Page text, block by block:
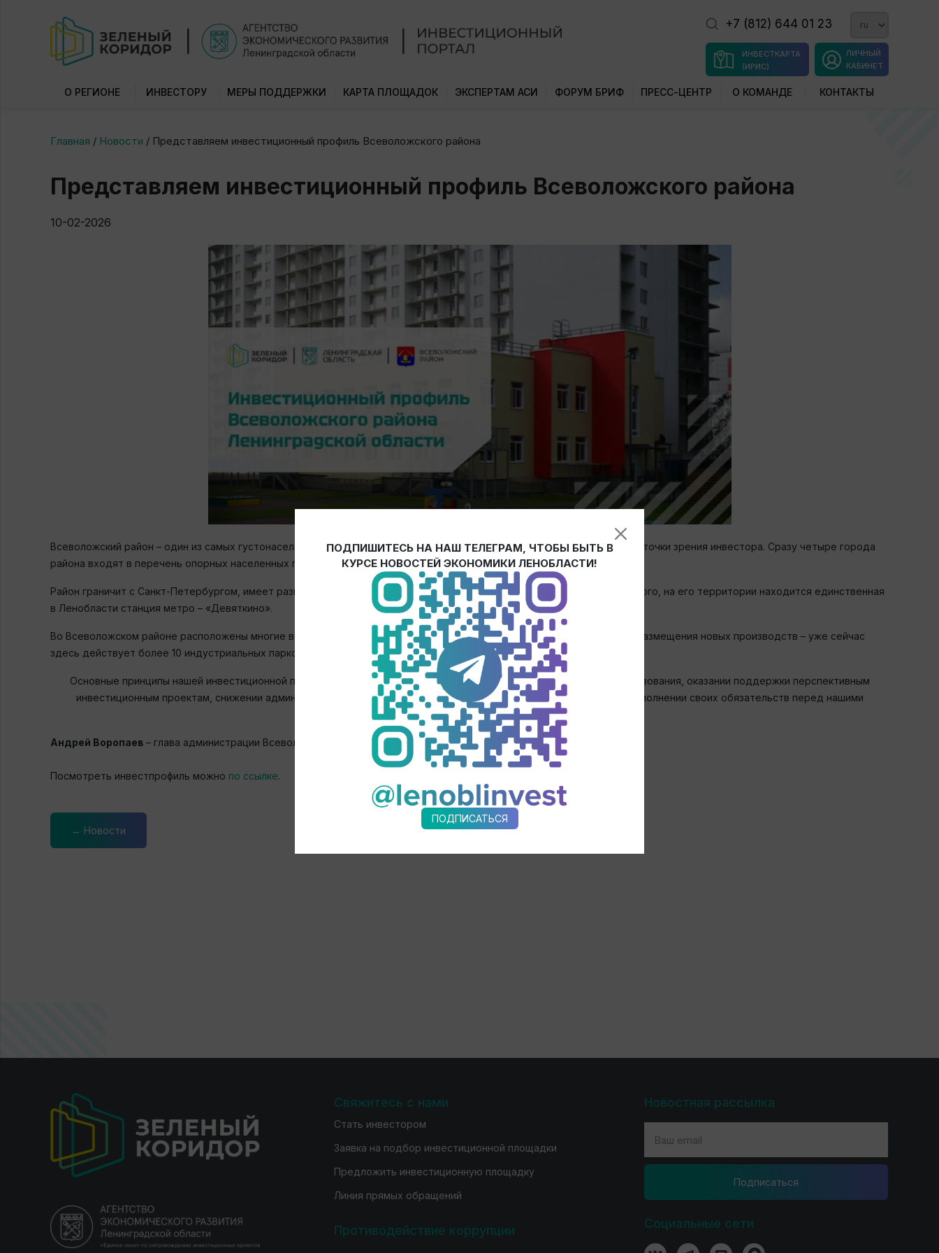
+7 (812) 644 01 23
ЛИЧНЫЙ
КАБИНЕТ
ИНВЕСТКАРТА
(ИРИС)
О РЕГИОНЕ ИНВЕСТОРУ МЕРЫ ПОДДЕРЖКИ КАРТА ПЛОЩАДОК ЭКСПЕРТАМ АСИ ФОРУМ БРИФ ПРЕСС-ЦЕНТР О КОМАНДЕ КОНТАКТЫ
Главная / Новости / Представляем инвестиционный профиль Всеволожского района
Представляем инвестиционный профиль Всеволожского района
10-02-2026
Всеволожский район – один из самых густонаселенных в Ленинградской области и один из наиболее перспективных с точки зрения инвестора. Сразу четыре города
района входят в перечень опорных населенных пунктов (ОНП) России: Всеволожск, Кудрово, Мурино и Сертолово.
Район граничит с Санкт-Петербургом, имеет развитую автомобильную и железнодорожную инфраструктуру. Кроме того, на его территории находится единственная
в Ленобласти станция метро – «Девяткино».
Во Всеволожском районе расположены многие ведущие предприятия 47 региона и есть отличные возможности для размещения новых производств – уже сейчас
здесь действует более 10 индустриальных парков и продолжают создаваться новые!
Основные принципы нашей инвестиционной политики заключаются в создании условий наибольшего благоприятствования, оказании поддержки перспективным
инвестиционным проектам, снижении административной нагрузки на хозяйствующие субъекты и безусловном исполнении своих обязательств перед нашими
партнерами.
Андрей Воропаев – глава администрации Всеволожского муниципального района Ленинградской области.
Посмотреть инвестпрофиль можно по ссылке.
← Новости
Свяжитесь с нами
Стать инвестором
Заявка на подбор инвестиционной площадки
Предложить инвестиционную площадку
Линия прямых обращений
Противодействие коррупции
Новостная рассылка
Подпиcаться
Социальные сети
ПОДПИШИТЕСЬ НА НАШ ТЕЛЕГРАМ, ЧТОБЫ БЫТЬ В
КУРСЕ НОВОСТЕЙ ЭКОНОМИКИ ЛЕНОБЛАСТИ!
ПОДПИСАТЬСЯ